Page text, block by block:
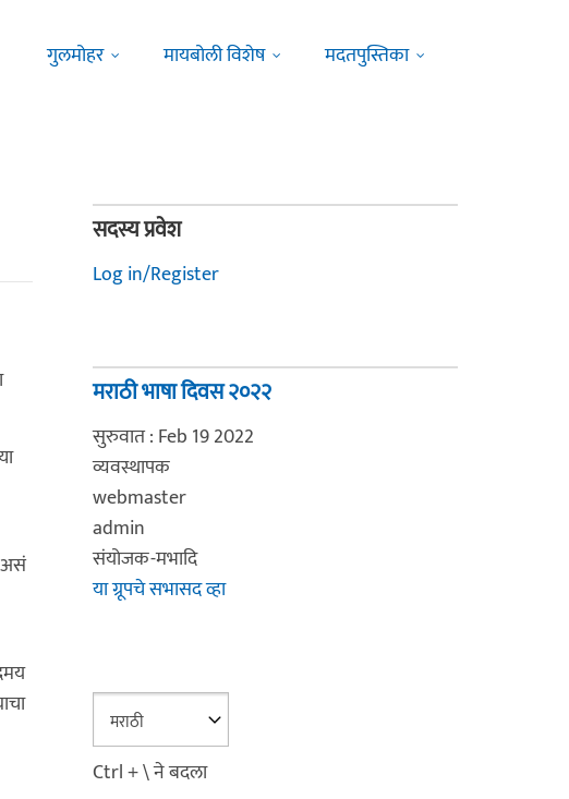
गुलमोहर मायबोली विशेष मदतपुस्तिका
असं
सदस्य प्रवेश
Log in/Register
मराठी भाषा दिवस २०२२
सुरुवात : Feb 19 2022
व्यवस्थापक
webmaster
admin
संयोजक-मभादि
या ग्रूपचे सभासद व्हा
Ctrl + \ ने बदला